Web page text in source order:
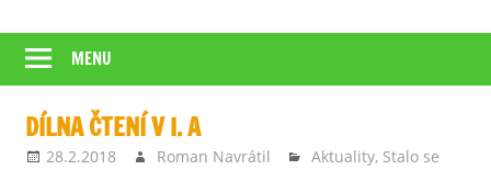
MENU
DÍLNA ČTENÍ V I. A
28.2.2018 Roman Navrátil Aktuality, Stalo se